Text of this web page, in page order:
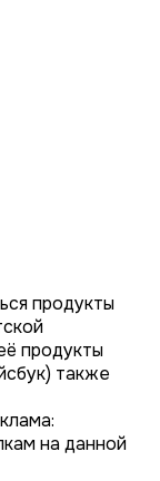
продукты
продукты
также
на данной